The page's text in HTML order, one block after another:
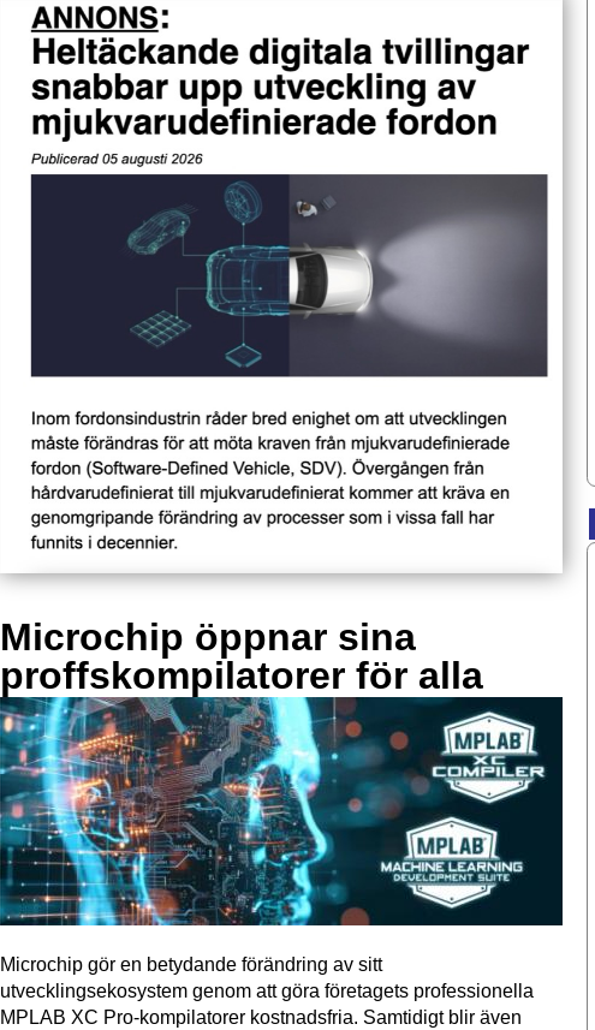
Microchip öppnar sina
proffskompilatorer för alla
Microchip gör en betydande förändring av sitt
utvecklingsekosystem genom att göra företagets professionella
MPLAB XC Pro-kompilatorer kostnadsfria. Samtidigt blir även